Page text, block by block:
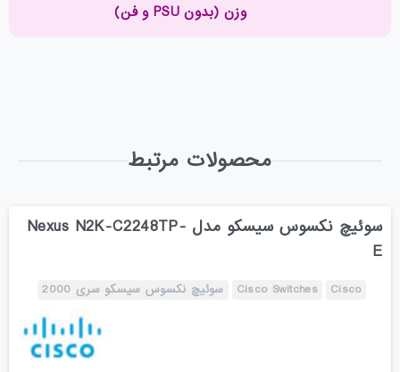
وزن (بدون PSU و فن)
محصولات مرتبط
سوئیچ نکسوس سیسکو مدل Nexus N2K-C2248TP-
E
Cisco
Cisco Switches سوئیچ نکسوس سیسکو سری 2000